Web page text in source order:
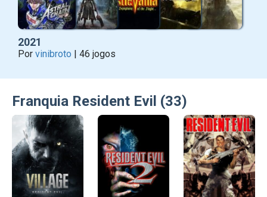
2021
Por vinibroto | 46 jogos
Franquia Resident Evil (33)